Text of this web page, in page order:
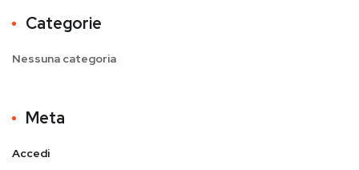
Categorie
Nessuna categoria
Meta
Accedi